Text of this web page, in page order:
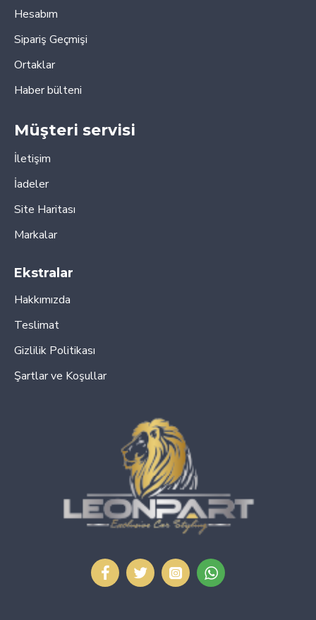
Hesabım
Sipariş Geçmişi
Ortaklar
Haber bülteni
Müşteri servisi
İletişim
İadeler
Site Haritası
Markalar
Ekstralar
Hakkımızda
Teslimat
Gizlilik Politikası
Şartlar ve Koşullar